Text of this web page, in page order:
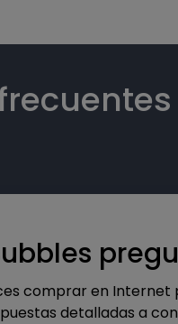
comprar en
detalladas a